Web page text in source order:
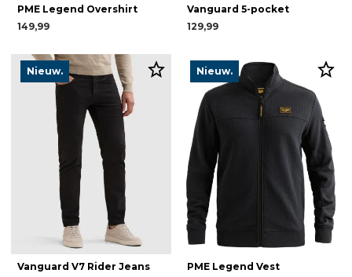
PME Legend Overshirt
149,99
Vanguard 5-pocket
129,99
Nieuw.
Vanguard V7 Rider Jeans
Nieuw.
PME Legend Vest